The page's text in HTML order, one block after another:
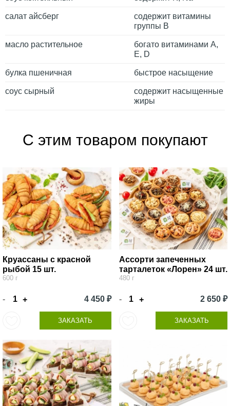
салат айсберг
содержит витамины
группы В
масло растительное
богато витаминами A,
E, D
булка пшеничная быстрое насыщение
соус сырный
содержит насыщенные
жиры
С этим товаром покупают
Круассаны с красной
рыбой 15 шт.
600 г
- + 4 450 ₽
ЗАКАЗАТЬ
Ассорти запеченных
тарталеток «Лорен» 24 шт.
480 г
- + 2 650 ₽
ЗАКАЗАТЬ